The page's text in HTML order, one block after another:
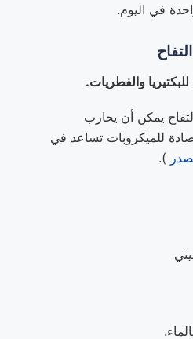
في اليوم.
والفطريات.
يمكن أن يحارب
للميكروبات تساعد في
).